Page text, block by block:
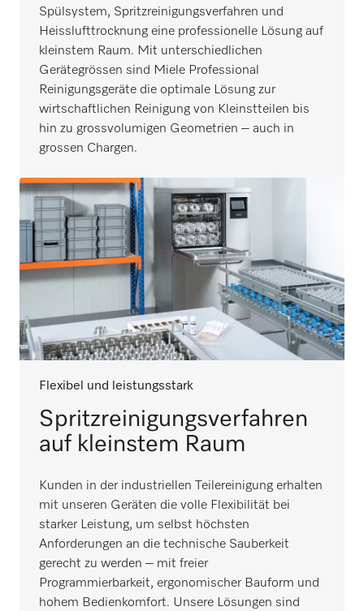
Spülsystem, Spritzreinigungsverfahren und
Heisslufttrocknung eine professionelle Lösung auf
kleinstem Raum. Mit unterschiedlichen
Gerätegrössen sind Miele Professional
Reinigungsgeräte die optimale Lösung zur
wirtschaftlichen Reinigung von Kleinstteilen bis
hin zu grossvolumigen Geometrien – auch in
grossen Chargen.
Flexibel und leistungsstark
Spritzreinigungsverfahren
auf kleinstem Raum
Kunden in der industriellen Teilereinigung erhalten
mit unseren Geräten die volle Flexibilität bei
starker Leistung, um selbst höchsten
Anforderungen an die technische Sauberkeit
gerecht zu werden – mit freier
Programmierbarkeit, ergonomischer Bauform und
hohem Bedienkomfort. Unsere Lösungen sind